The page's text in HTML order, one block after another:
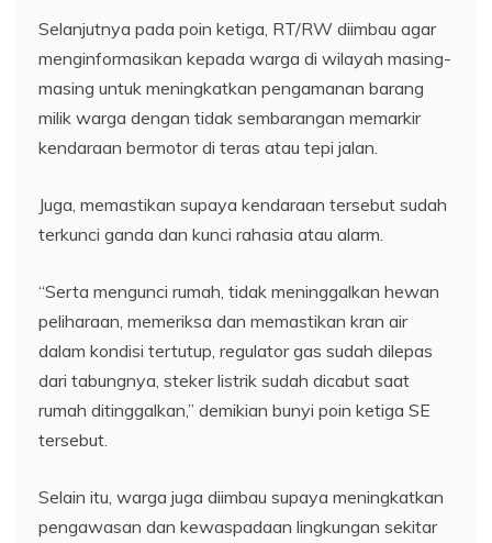
Selanjutnya pada poin ketiga, RT/RW diimbau agar
menginformasikan kepada warga di wilayah masing-
masing untuk meningkatkan pengamanan barang
milik warga dengan tidak sembarangan memarkir
kendaraan bermotor di teras atau tepi jalan.
Juga, memastikan supaya kendaraan tersebut sudah
terkunci ganda dan kunci rahasia atau alarm.
“Serta mengunci rumah, tidak meninggalkan hewan
peliharaan, memeriksa dan memastikan kran air
dalam kondisi tertutup, regulator gas sudah dilepas
dari tabungnya, steker listrik sudah dicabut saat
rumah ditinggalkan,” demikian bunyi poin ketiga SE
tersebut.
Selain itu, warga juga diimbau supaya meningkatkan
pengawasan dan kewaspadaan lingkungan sekitar